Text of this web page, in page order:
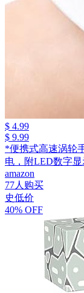
$ 4.99
$ 9.99
*便携式高速涡轮
电，附LED数字
amazon
77人购买
史低价
40% OFF